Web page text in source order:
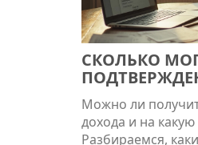
СКОЛЬКО
КАРТИНА НА
Можно ли
дохода и на
Разбираемся,